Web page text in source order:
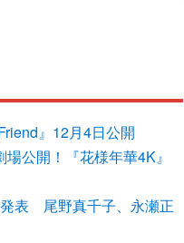
』12月4日公開
公開！『花様年華4K』
表 尾野真千子、永瀬正